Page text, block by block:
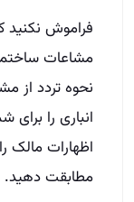
فراموش
مشاعات
نحوه تردد از
انباری را
اظهارات مالک
مطابقت دهید.